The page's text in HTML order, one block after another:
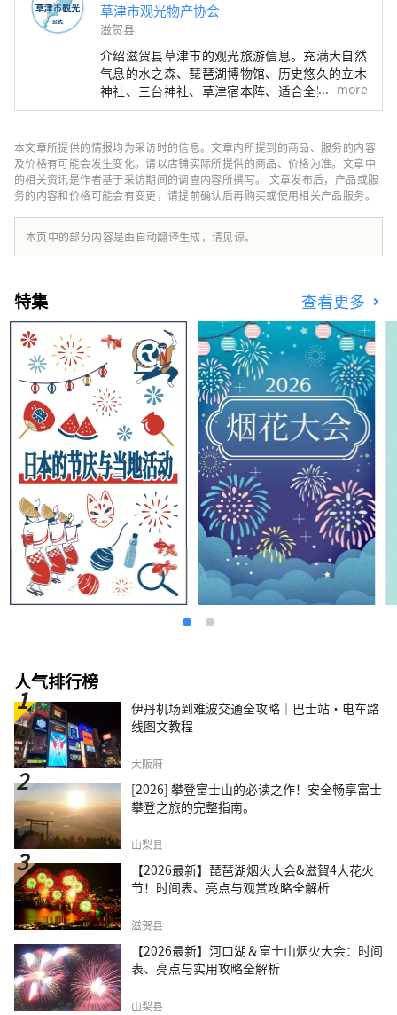
草津市观光物产协会
滋贺县
介绍滋贺县草津市的观光旅游信息。充满大自然
气息的水之森、琵琶湖博物馆、历史悠久的立木
神社、三台神社、草津宿本阵、适合全家人一起
游览的六叶公园等，景点、酒店、美食等信息丰
more
本文章所提供的情报均为采访时的信息。文章内所提到的商品、服务的内容
及价格有可能会发生变化。请以店铺实际所提供的商品、价格为准。文章中
的相关资讯是作者基于采访期间的调查内容所撰写。 文章发布后，产品或服
务的内容和价格可能会有变更，请提前确认后再购买或使用相关产品服务。
本页中的部分内容是由自动翻译生成，请见谅。
特集 查看更多
人气排行榜
伊丹机场到难波交通全攻略｜巴士站・电车路
线图文教程
大阪府
[2026] 攀登富士山的必读之作！安全畅享富士
攀登之旅的完整指南。
山梨县
【2026最新】琵琶湖烟火大会&滋賀4大花火
节！时间表、亮点与观赏攻略全解析
滋贺县
【2026最新】河口湖＆富士山烟火大会：时间
表、亮点与实用攻略全解析
山梨县